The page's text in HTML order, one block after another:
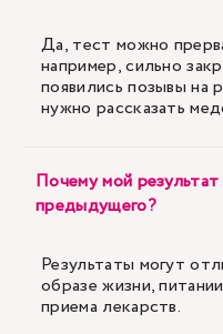
Да, тест можно
например, сильно
появились позывы на
нужно рассказать
Почему мой
предыдущего?
Результаты могут
образе жизни,
приема лекарств.